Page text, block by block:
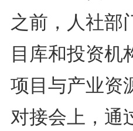
之前，人社部
目库和投资机
项目与产业资
对接会上，通